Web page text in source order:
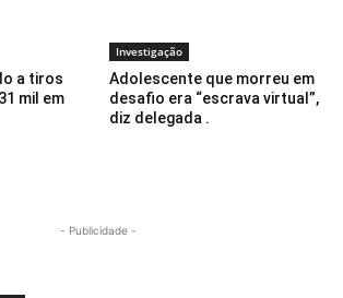
a tiros
mil em
Investigação
Adolescente que morreu em
desafio era “escrava virtual”,
diz delegada .
- Publicidade -